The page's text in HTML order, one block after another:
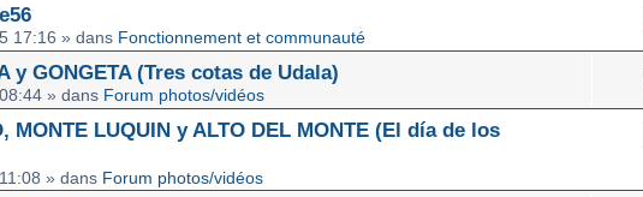
17:16 » dans Fonctionnement et communauté
y GONGETA (Tres cotas de Udala)
» dans Forum photos/vidéos
MONTE LUQUIN y ALTO DEL MONTE (El día de los
» dans Forum photos/vidéos